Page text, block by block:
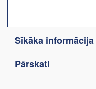
Sīkāka informācija
Pārskati